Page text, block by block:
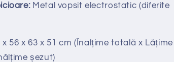
Metal vopsit electrostatic (diferite
x 56 x 63 x 51 cm(Înalțime totală x Lățime
șezut)